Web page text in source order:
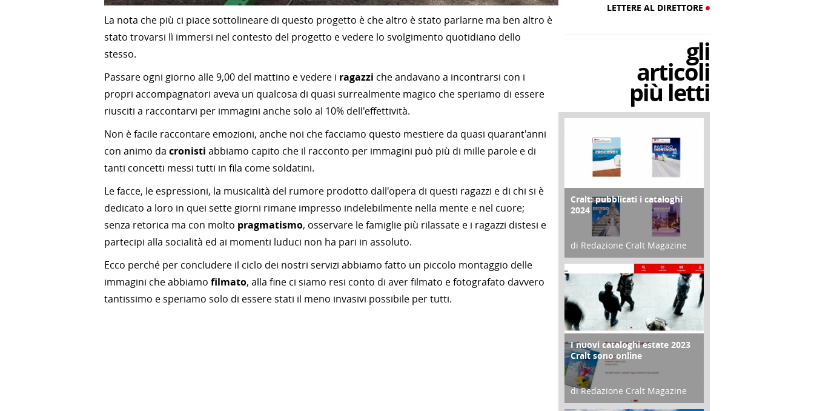
La nota che più ci piace sottolineare di questo progetto è che altro è stato parlarne ma ben altro è
stato trovarsi lì immersi nel contesto del progetto e vedere lo svolgimento quotidiano dello
stesso.
Passare ogni giorno alle 9,00 del mattino e vedere i ragazzi che andavano a incontrarsi con i
propri accompagnatori aveva un qualcosa di quasi surrealmente magico che speriamo di essere
riusciti a raccontarvi per immagini anche solo al 10% dell'effettività.
Non è facile raccontare emozioni, anche noi che facciamo questo mestiere da quasi quarant'anni
con animo da cronisti abbiamo capito che il racconto per immagini può più di mille parole e di
tanti concetti messi tutti in fila come soldatini.
Le facce, le espressioni, la musicalità del rumore prodotto dall'opera di questi ragazzi e di chi si è
dedicato a loro in quei sette giorni rimane impresso indelebilmente nella mente e nel cuore;
senza retorica ma con molto pragmatismo, osservare le famiglie più rilassate e i ragazzi distesi e
partecipi alla socialità ed ai momenti luduci non ha pari in assoluto.
Ecco perché per concludere il ciclo dei nostri servizi abbiamo fatto un piccolo montaggio delle
immagini che abbiamo filmato, alla fine ci siamo resi conto di aver filmato e fotografato davvero
tantissimo e speriamo solo di essere stati il meno invasivi possibile per tutti.
LETTERE AL DIRETTORE
gli
articoli
più letti
COPERTINA
Cralt: pubblicati i cataloghi
2024
di Redazione Cralt Magazine
21 Novembre 2023
CONTRO COPERTINA
I nuovi cataloghi estate 2023
Cralt sono online
di Redazione Cralt Magazine